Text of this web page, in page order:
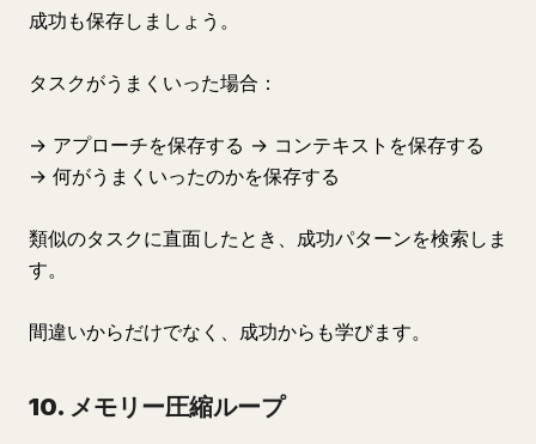
成功も保存しましょう。
タスクがうまくいった場合：
→ アプローチを保存する → コンテキストを保存する
→ 何がうまくいったのかを保存する
類似のタスクに直面したとき、成功パターンを検索しま
す。
間違いからだけでなく、成功からも学びます。
10. メモリー圧縮ループ